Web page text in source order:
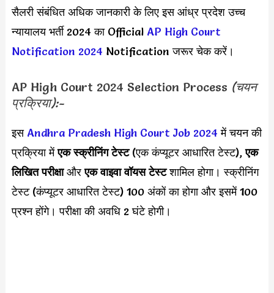
सैलरी संबंधित अधिक जानकारी के लिए इसआंध्र प्रदेश उच्च
न्यायालय भर्ती 2024 का Official AP High Court
Notification 2024 Notification जरूर चेक करें।
AP High Court 2024 Selection Process (चयन
प्रक्रिया):-
इस Andhra Pradesh High Court Job 2024 में चयन की
प्रक्रिया मेंएक स्क्रीनिंग टेस्ट(एक कंप्यूटर आधारित टेस्ट),एक
लिखित परीक्षाऔरएक वाइवा वॉयस टेस्टशामिल होगा। स्क्रीनिंग
टेस्ट (कंप्यूटर आधारित टेस्ट) 100 अंकों का होगा और इसमें 100
प्रश्न होंगे। परीक्षा की अवधि 2 घंटे होगी।